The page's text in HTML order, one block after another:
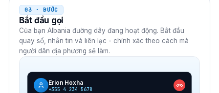
03 · BƯỚC
Bắt đầu gọi
Của bạn Albania đường dây đang hoạt động. Bắt đầu
quay số, nhắn tin và liên lạc - chính xác theo cách mà
người dân địa phương sẽ làm.
Erion Hoxha
+355 4 234 5678